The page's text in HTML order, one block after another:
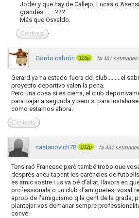
Joder y que hay de Callejo, Lucas o
grandes........???
Más que Osvaldo.
Contesta
Gordo cabrón 118p · fa 431 setmanes
Gerard ya ha estado fuera del club.........el
proyecto deportivo valen la pena.
Pero una cosa si es cierta, el club
para bajar a segunda y pero si para
como estamos ahora.
Contesta
nastanovich78 102p · fa 431 setmanes
Tens raó Francesc però també trobo que
després aneu tapant les carències de
es amic vostre i us va bé d'aliat, llavors en
professionals o un club d'amiguetes,
aprop de l'amiguismo q la gent de la grada,
plantejar-vos demanar sempre
convé